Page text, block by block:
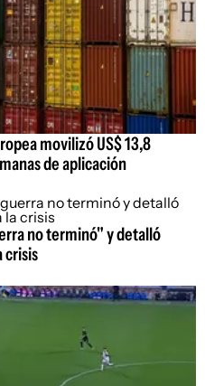
movilizó US$ 13,8
de aplicación
no terminó" y detalló
crisis